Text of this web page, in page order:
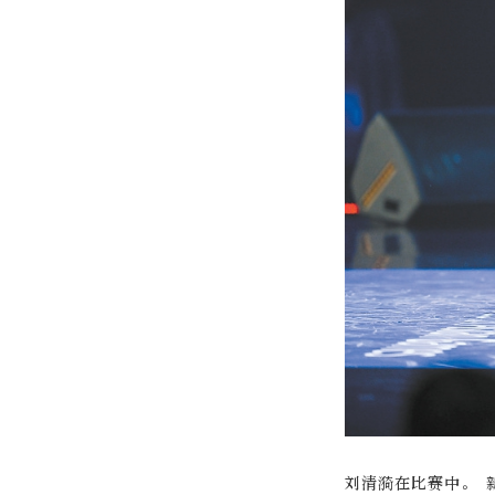
刘清漪在比赛中。